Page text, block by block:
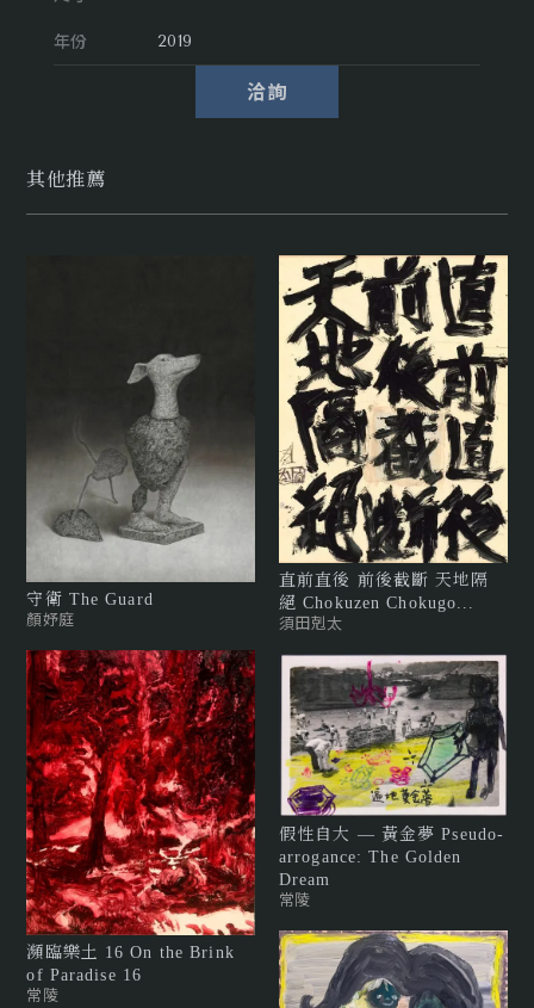
年份 2019
洽詢
其他推薦
守衛 The Guard
顏妤庭
瀕臨樂土 16 On the Brink
of Paradise 16
常陵
直前直後 前後截斷 天地隔
絕 Chokuzen Chokugo...
須田剋太
假性自大 — 黃金夢 Pseudo-
arrogance: The Golden
Dream
常陵